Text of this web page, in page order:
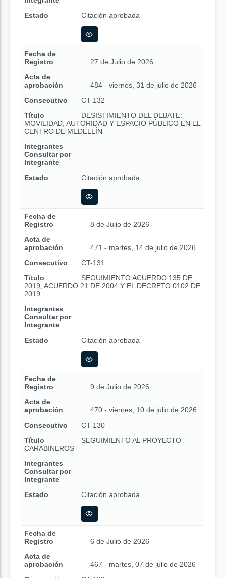
Estado
Citación aprobada
Fecha de
Registro
27 de Julio de 2026
Acta de
aprobación
484 - viernes, 31 de julio de 2026
Consecutivo
CT-132
Título
DESISTIMIENTO DEL DEBATE:
MOVILIDAD, AUTORIDAD Y ESPACIO PÚBLICO EN EL
CENTRO DE MEDELLÍN
Integrantes
Consultar por
Integrante
Estado
Citación aprobada
Fecha de
Registro
8 de Julio de 2026
Acta de
aprobación
471 - martes, 14 de julio de 2026
Consecutivo
CT-131
Título
SEGUIMIENTO ACUERDO 135 DE
2019, ACUERDO 21 DE 2004 Y EL DECRETO 0102 DE
2019.
Integrantes
Consultar por
Integrante
Estado
Citación aprobada
Fecha de
Registro
9 de Julio de 2026
Acta de
aprobación
470 - viernes, 10 de julio de 2026
Consecutivo
CT-130
Título
SEGUIMIENTO AL PROYECTO
CARABINEROS
Integrantes
Consultar por
Integrante
Estado
Citación aprobada
Fecha de
Registro
6 de Julio de 2026
Acta de
aprobación
467 - martes, 07 de julio de 2026